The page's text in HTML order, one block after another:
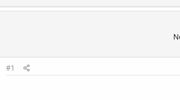
#1